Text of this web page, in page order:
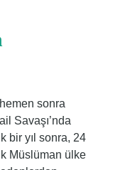
sonra
Savaşı’nda
bir yıl sonra, 24
Müslüman ülke